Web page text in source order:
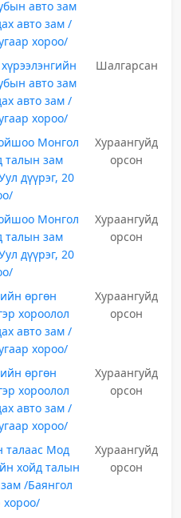
авто зам
авто зам /
хороо/
авто зам
авто зам /
хороо/
Шалгарсан
Монгол
талын зам
дүүрэг, 20
Хураангуйд
орсон
Монгол
талын зам
дүүрэг, 20
Хураангуйд
орсон
өргөн
хороолол
авто зам /
хороо/
Хураангуйд
орсон
өргөн
хороолол
авто зам /
хороо/
Хураангуйд
орсон
талаас Мод
хойд талын
/Баянгол
хороо/
Хураангуйд
орсон